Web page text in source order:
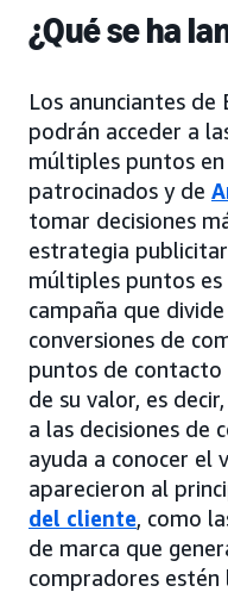
¿Qué se ha
Los anunciantes
podrán acceder a
múltiples puntos
patrocinados y de
tomar decisiones
estrategia
múltiples puntos es
campaña que
conversiones de
puntos de contacto
de su valor, es
a las decisiones de
ayuda a conocer el
aparecieron al
del cliente, como
de marca que
compradores